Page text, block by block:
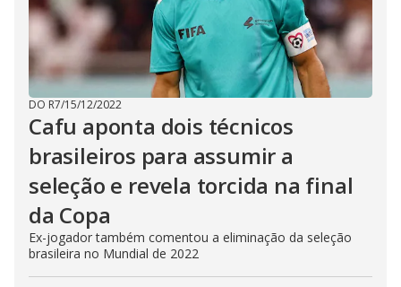
DO R7/15/12/2022
Cafu aponta dois técnicos
brasileiros para assumir a
seleção e revela torcida na final
da Copa
Ex-jogador também comentou a eliminação da seleção
brasileira no Mundial de 2022